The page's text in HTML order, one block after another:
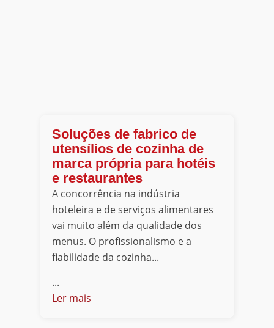
Soluções de fabrico de
utensílios de cozinha de
marca própria para hotéis
e restaurantes
A concorrência na indústria
hoteleira e de serviços alimentares
vai muito além da qualidade dos
menus. O profissionalismo e a
fiabilidade da cozinha...
...
Ler mais